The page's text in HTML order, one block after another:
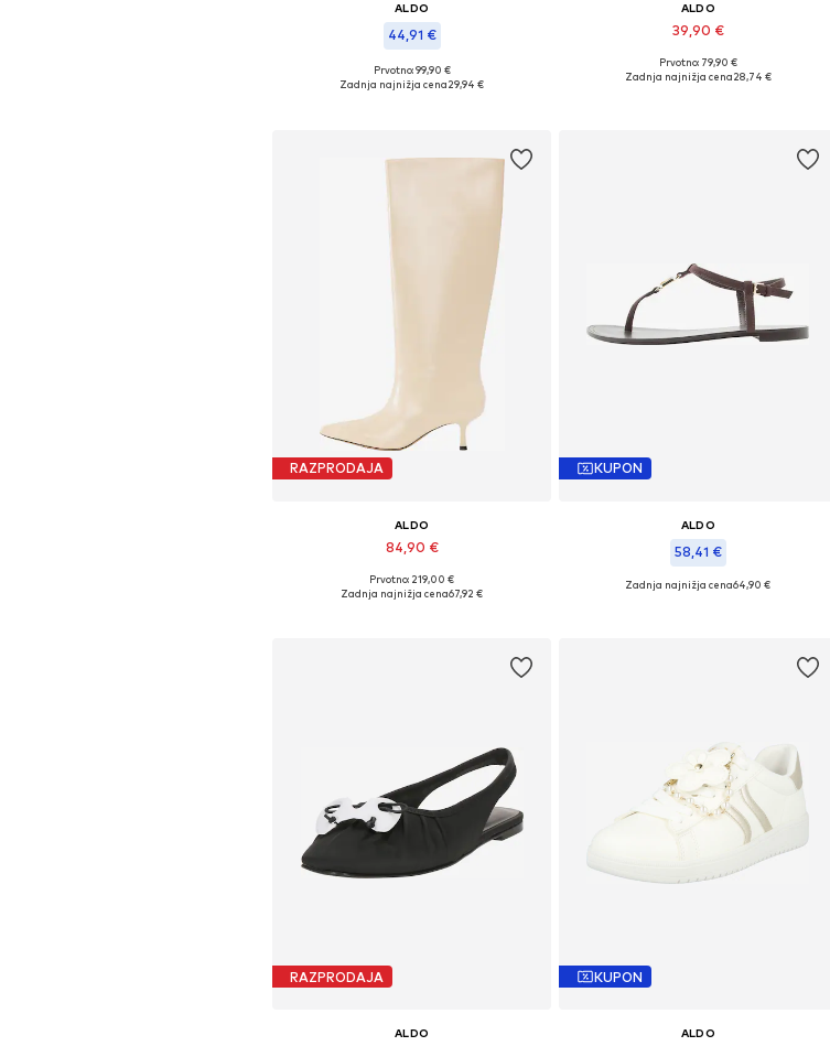
ALDO
44,91 €
Razpoložljive velikosti: 39-39,5, 41-41,5
Prvotno: 99,90 €
Zadnja najnižja cena29,94 €
ALDO
39,90 €
Razpoložljive velikosti: 38, 39-39,5, 40
Prvotno: 79,90 €
Zadnja najnižja cena28,74 €
RAZPRODAJA
ALDO
84,90 €
Razpoložljive velikosti: 35, 36, 37, 38, 42,5
Prvotno: 219,00 €
Zadnja najnižja cena67,92 €
KUPON
ALDO
58,41 €
Razpoložljive velikosti: 37, 40
Zadnja najnižja cena64,90 €
RAZPRODAJA
ALDO
KUPON
ALDO